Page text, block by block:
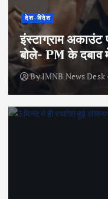
देश-विदेश
इंस्टाग्राम अकाउंट
बोले- PM के
ByIMNB News Desk